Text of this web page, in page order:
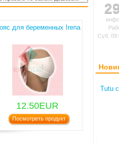
для беременных Irena
12.50EUR
Посмотреть продукт
Суб.
Tutu